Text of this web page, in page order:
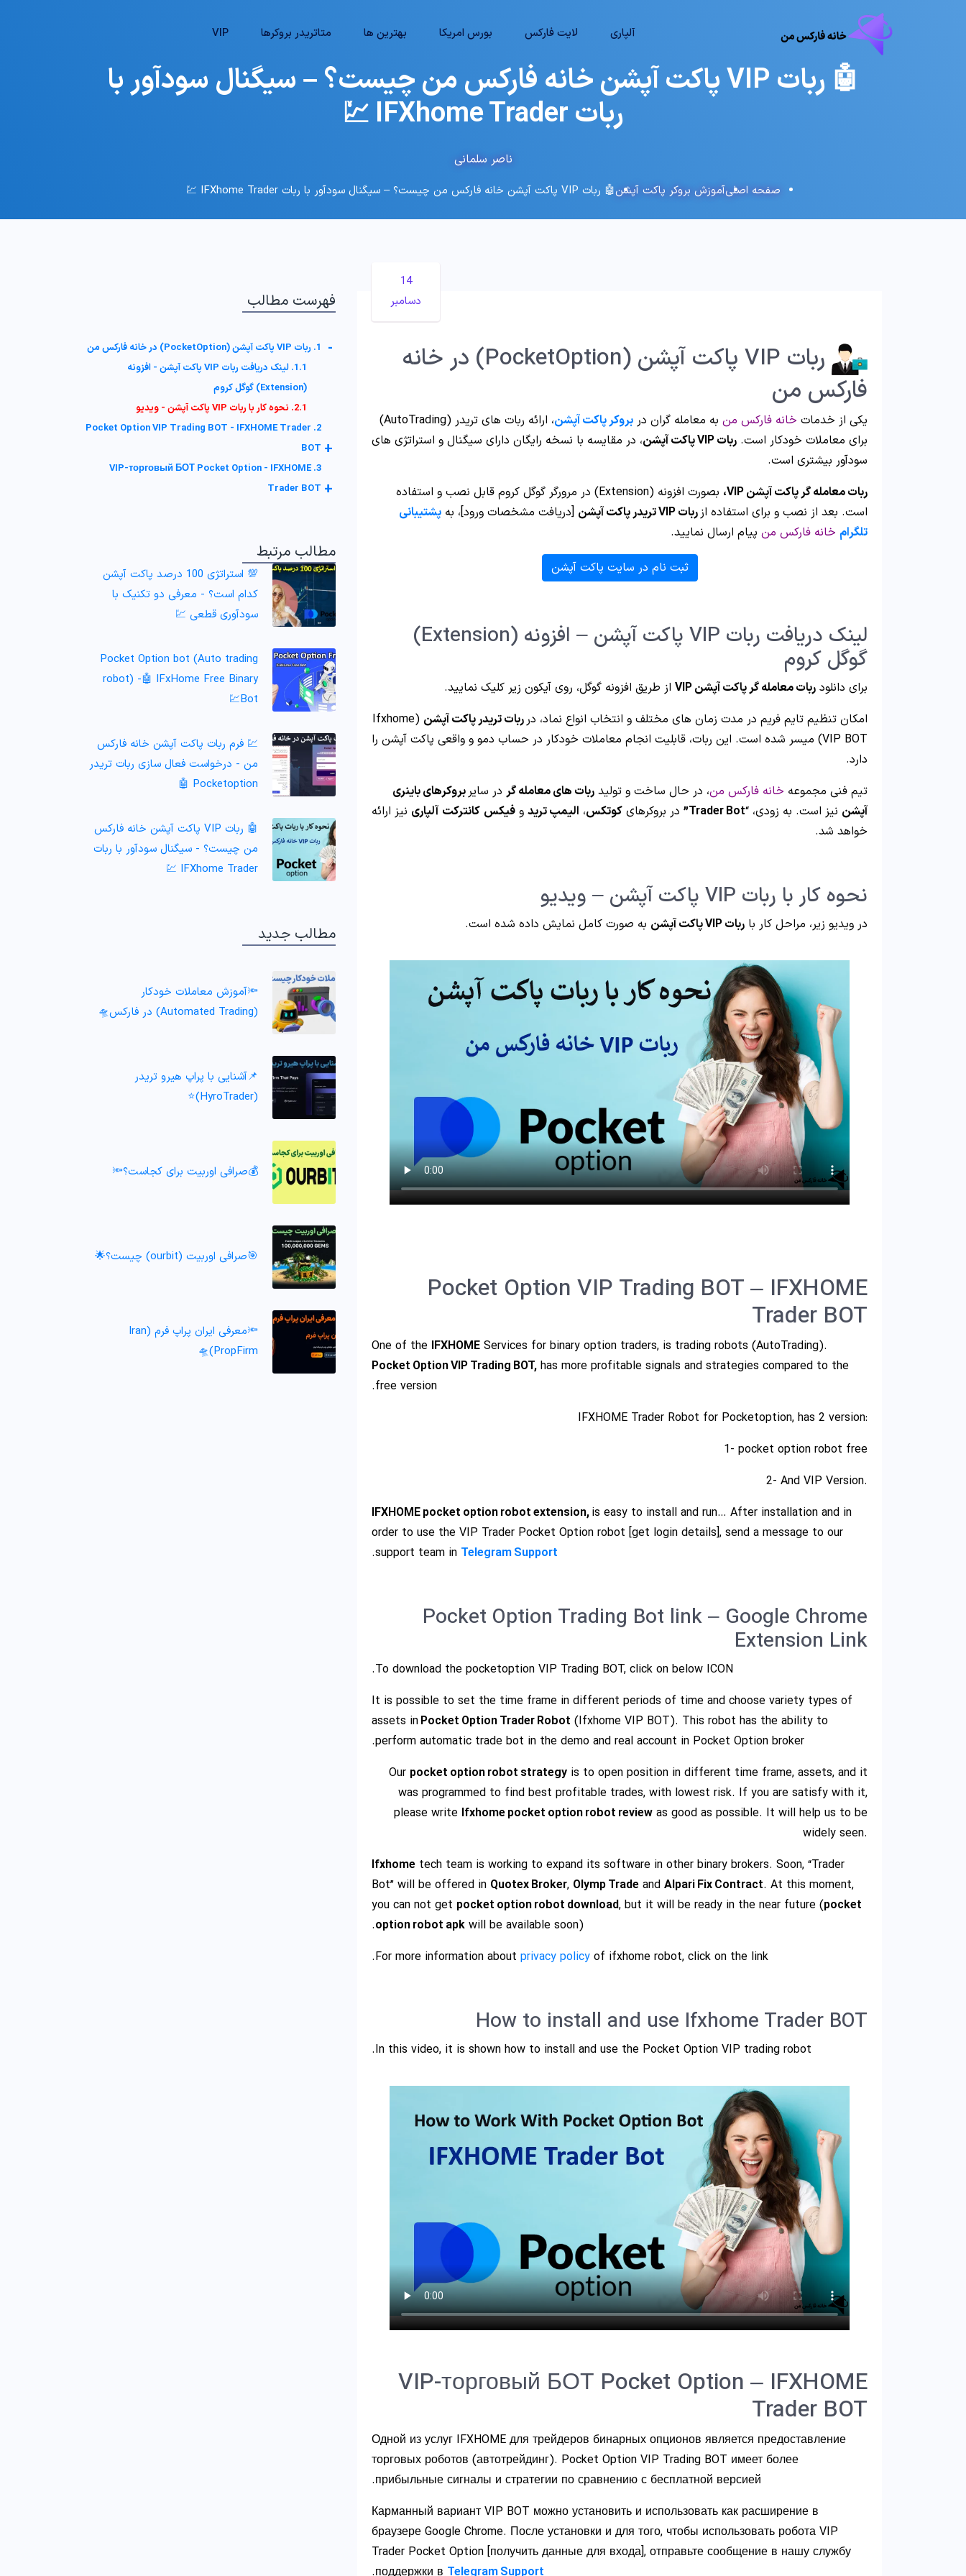
آلپاری لایت فارکس بورس امریکا بهترین ها متاتریدر بروکرها VIP
🤖 ربات VIP پاکت آپشن خانه فارکس من چیست؟ – سیگنال سودآور با
ربات IFXhome Trader 💹
ناصر سلمانی
صفحه اصلیآموزش بروکر پاکت آپشن🤖 ربات VIP پاکت آپشن خانه فارکس من چیست؟ – سیگنال سودآور با ربات IFXhome Trader 💹
14
دسامبر
ربات VIP پاکت آپشن (PocketOption) در خانه
فارکس من
یکی از خدمات خانه فارکس من به معامله گران در بروکر پاکت آپشن
، ارائه ربات های تریدر (AutoTrading)
برای معاملات خودکار است. ربات VIP پاکت آپشن
، در مقایسه با نسخه رایگان دارای سیگنال و استراتژی های
سودآور بیشتری است.
ربات معامله گر پاکت آپشن VIP،
بصورت افزونه (Extension) در مرورگر گوگل کروم قابل نصب و استفاده
است. بعد از نصب و برای استفاده ازربات VIP تریدر پاکت آپشن [دریافت مشخصات ورود]، به پشتیبانی
تلگرام خانه فارکس من پیام ارسال نمایید.
ثبت نام در سایت پاکت آپشن
لینک دریافت ربات VIP پاکت آپشن – افزونه (Extension)
گوگل کروم
برای دانلود ربات معامله گر پاکت آپشن VIP
از طریق افزونه گوگل، روی آیکون زیر کلیک نمایید.
امکان تنظیم تایم فریم در مدت زمان های مختلف و انتخاب انواع نماد، درربات تریدر پاکت آپشن (Ifxhome
VIP BOT) میسر شده است. این ربات، قابلیت انجام معاملات خودکار در حساب دمو و واقعی پاکت آپشن را
دارد.
تیم فنی مجموعه خانه فارکس من، در حال ساخت و تولید ربات های معامله گر در سایربروکرهای باینری
آپشن نیز است. به زودی، “Trader Bot” در بروکرهای کوتکس، الیمپ ترید و فیکس کانترکت آلپاری نیز ارائه
خواهد شد.
نحوه کار با ربات VIP پاکت آپشن – ویدیو
در ویدیو زیر، مراحل کار با ربات VIP پاکت آپشن به صورت کامل نمایش داده شده است.
Pocket Option VIP Trading BOT – IFXHOME
Trader BOT
One of the IFXHOME Services for binary option traders, is trading robots (AutoTrading).
Pocket Option VIP Trading BOT, has more profitable signals and strategies compared to the
free version.
IFXHOME Trader Robot for Pocketoption, has 2 version:
1- pocket option robot free
2- And VIP Version.
IFXHOME pocket option robot extension,is easy to install and run… After installation and in
order to use the VIP Trader Pocket Option robot [get login details], send a message to our
support team in Telegram Support
.
Pocket Option Trading Bot link – Google Chrome
Extension Link
To download the pocketoption VIP Trading BOT, click on below ICON.
It is possible to set the time frame in different periods of time and choose variety types of
assets inPocket Option Trader Robot (Ifxhome VIP BOT). This robot has the ability to
perform automatic trade bot in the demo and real account in Pocket Option broker.
Our pocket option robot strategy is to open position in different time frame, assets, and it
was programmed to find best profitable trades, with lowest risk. If you are satisfy with it,
please write Ifxhome pocket option robot review as good as possible. It will help us to be
widely seen.
Ifxhome tech team is working to expand its software in other binary brokers. Soon, “Trader
Bot” will be offered in Quotex Broker, Olymp Trade and Alpari Fix Contract. At this moment,
you can not get pocket option robot download, but it will be ready in the near future (pocket
option robot apk will be available soon).
For more information about privacy policy of ifxhome robot, click on the link.
How to install and use Ifxhome Trader BOT
In this video, it is shown how to install and use the Pocket Option VIP trading robot.
VIP-торговый БОТ Pocket Option – IFXHOME
Trader BOT
Одной из услуг IFXHOME для трейдеров бинарных опционов является предоставление
торговых роботов (автотрейдинг). Pocket Option VIP Trading BOT имеет более
прибыльные сигналы и стратегии по сравнению с бесплатной версией.
Карманный вариант VIP BOT можно установить и использовать как расширение в
браузере Google Chrome. После установки и для того, чтобы использовать робота VIP
Trader Pocket Option [получить данные для входа], отправьте сообщение в нашу службу
поддержки в Telegram Support
.
فهرست مطالب
1. ربات VIP پاکت آپشن (PocketOption) در خانه فارکس من -
1.1. لینک دریافت ربات VIP پاکت آپشن - افزونه
(Extension) گوگل کروم
2.1. نحوه کار با ربات VIP پاکت آپشن - ویدیو
2. Pocket Option VIP Trading BOT - IFXHOME Trader
BOT +
3. VIP-торговый БОТ Pocket Option - IFXHOME
Trader BOT +
مطالب مرتبط
💯 استراتژی 100 درصد پاکت آپشن
کدام است؟ - معرفی دو تکنیک با
سودآوری قطعی 💹
Pocket Option bot (Auto trading
robot) -🤖 IFxHome Free Binary
Bot💹
💹 فرم ربات پاکت آپشن خانه فارکس
من - درخواست فعال سازی ربات تریدر
Pocketoption 🤖
🤖 ربات VIP پاکت آپشن خانه فارکس
من چیست؟ - سیگنال سودآور با ربات
IFXhome Trader 💹
مطالب جدید
🔦آموزش معاملات خودکار
(Automated Trading) در فارکس🛸
📌آشنایی با پراپ هیرو تریدر
(HyroTrader)⭐️
💰صرافی اوربیت برای کجاست؟🔦
🎯صرافی اوربیت (ourbit) چیست؟🌟
🔦معرفی ایران پراپ فرم (Iran
PropFirm)🛸